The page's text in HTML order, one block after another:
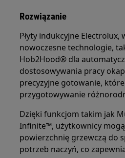
Rozwiązanie
Płyty indukcyjne Electrolux,
nowoczesne technologie,
Hob2Hood® dla
dostosowywania pracy
precyzyjne gotowanie, które
przygotowywanie
Dzięki funkcjom takim jak
Infinite™, użytkownicy
powierzchnię grzewczą do
potrzeb naczyń, co